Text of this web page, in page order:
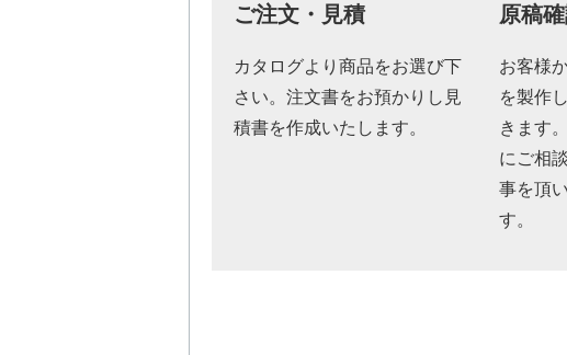
ご注文・見積
カタログより商品をお選び下
さい。注文書をお預かりし見
積書を作成いたします。
原稿
お客様
を製作
きます
にご相
事を頂
す。